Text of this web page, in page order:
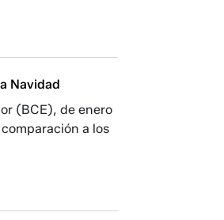
Navidad
(BCE), de enero
a los